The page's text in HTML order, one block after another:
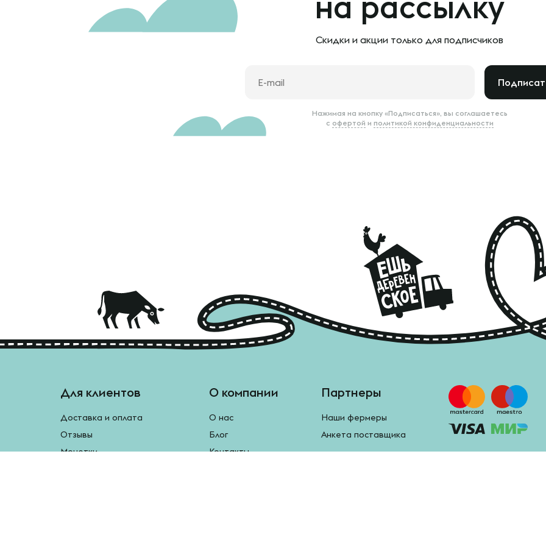
Скидки и акции только для подписчиков
Нажимая на кнопку «Подписаться», вы соглашаетесь
с офертой и политикой конфиденциальности
Для клиентов
Доставка и оплата
Отзывы
Монетки
О компании
О нас
Блог
Контакты
Партнеры
Наши фермеры
Анкета поставщика